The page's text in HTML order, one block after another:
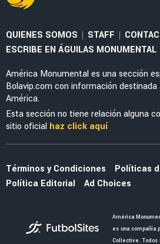
NOTICIAS
Guillermo Ochoa tendría
América tras retirarse